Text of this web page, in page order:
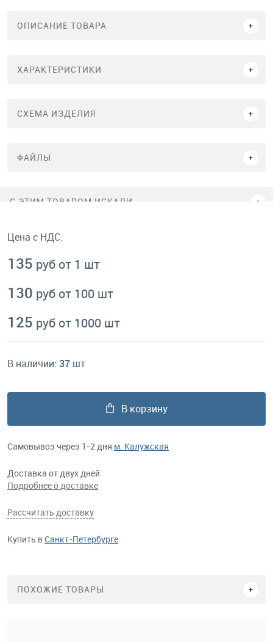
ОПИСАНИЕ ТОВАРА
ХАРАКТЕРИСТИКИ
СХЕМА ИЗДЕЛИЯ
ФАЙЛЫ
C ЭТИМ ТОВАРОМ ИСКАЛИ
Цена с НДС:
135 руб от 1 шт
130 руб от 100 шт
125 руб от 1000 шт
В наличии: 37 шт
В корзину
Самовывоз через 1-2 дня м. Калужская
Доставка от двух дней
Подробнее о доставке
Рассчитать доставку
Купить вСанкт-Петербурге
ПОХОЖИЕ ТОВАРЫ